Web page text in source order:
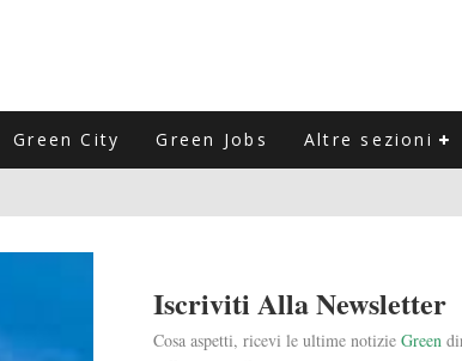
Green City Green Jobs Altre sezioni
PRATICA PER EVITARLI)
Iscriviti Alla Newsletter
Cosa aspetti, ricevi le ultime notizie Green